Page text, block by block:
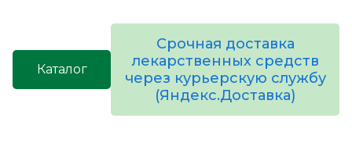
Каталог
Срочная доставка
лекарственных средств
через курьерскую службу
(Яндекс.Доставка)